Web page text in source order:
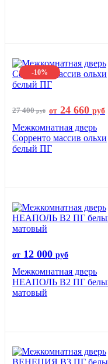
-10%
27 400руб от 24 660 руб
Межкомнатная дверь
Сорренто массив ольхи
белый ПГ
от 12 000 руб
Межкомнатная дверь
НЕАПОЛЬ В2 ПГ
матовый